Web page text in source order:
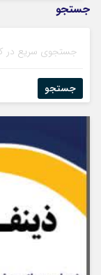
جستجو
جستجو